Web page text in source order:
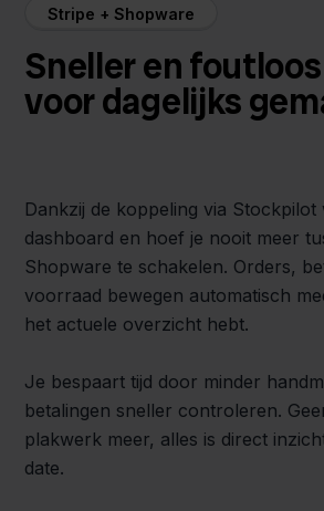
Stripe + Shopware
Sneller en
voor dagelijks
Dankzij de koppeling via Stockpilot
dashboard en hoef je nooit meer
Shopware te schakelen. Orders,
voorraad bewegen automatisch
het actuele overzicht hebt.
Je bespaart tijd door minder
betalingen sneller controleren.
plakwerk meer, alles is direct
date.